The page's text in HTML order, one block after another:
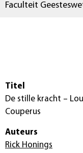
Faculteit
Titel
De stille kracht –
Couperus
Auteurs
Rick Honings